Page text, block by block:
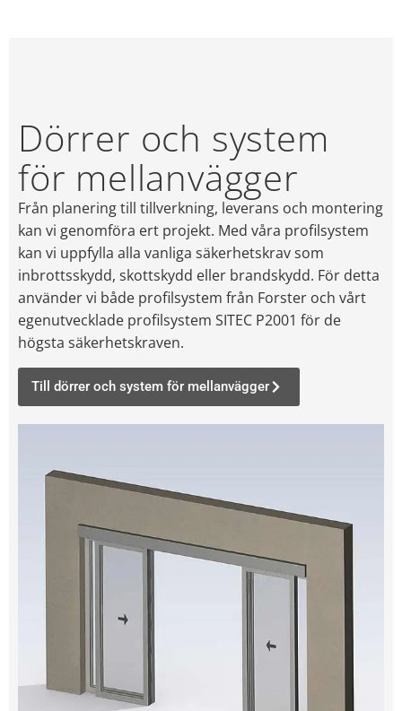
Dörrer och system
för mellanvägger
Från planering till tillverkning, leverans och montering
kan vi genomföra ert projekt. Med våra profilsystem
kan vi uppfylla alla vanliga säkerhetskrav som
inbrottsskydd, skottskydd eller brandskydd. För detta
använder vi både profilsystem från Forster och vårt
egenutvecklade profilsystem SITEC P2001 för de
högsta säkerhetskraven.
Till dörrer och system för mellanvägger